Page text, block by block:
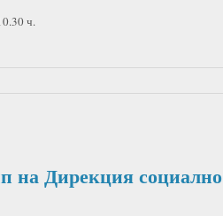
ч.
на Дирекция социално